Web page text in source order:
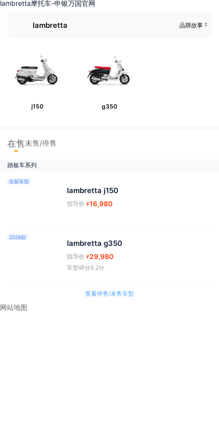
lambretta摩托车-申银万国官网
lambretta 品牌故事
j150 g350
在售未售/停售
踏板车系列
全新车型
lambretta j150
指导价 ¥16,980
2026款
lambretta g350
指导价 ¥29,980
车型评分6.2分
查看停售/未售车型
网站地图